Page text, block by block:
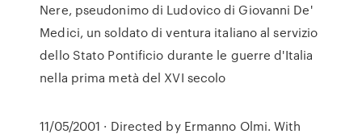
Nere, pseudonimo di Ludovico di Giovanni De'
Medici, un soldato di ventura italiano al servizio
dello Stato Pontificio durante le guerre d'Italia
nella prima metà del XVI secolo
11/05/2001 · Directed by Ermanno Olmi. With